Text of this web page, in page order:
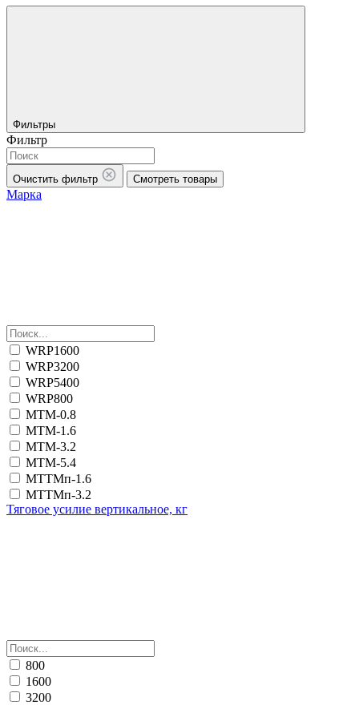
Фильтры
Фильтр
Очистить фильтр Смотреть товары
Марка
WRP1600
WRP3200
WRP5400
WRP800
МТМ-0.8
МТМ-1.6
МТМ-3.2
МТМ-5.4
МТТМп-1.6
МТТМп-3.2
Тяговое усилие вертикальное, кг
800
1600
3200